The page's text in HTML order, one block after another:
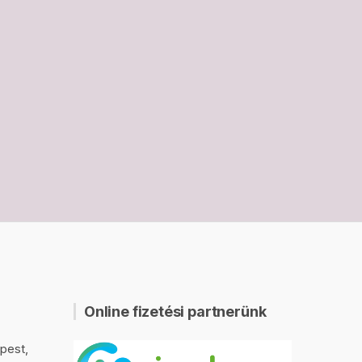
Online fizetési partnerünk